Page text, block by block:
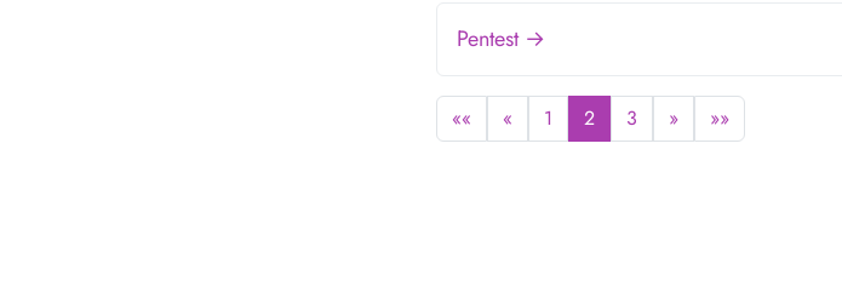
Pentest →
«« « 1 2 3 » »»